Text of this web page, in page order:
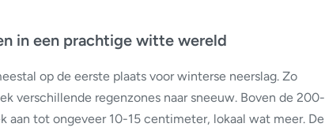
in een prachtige witte wereld
op de eerste plaats voor winterse neerslag. Zo
verschillende regenzones naar sneeuw. Boven de 200-
aan tot ongeveer 10-15 centimeter, lokaal wat meer. De